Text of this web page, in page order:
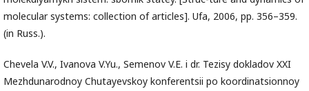
molecular systems: collection of articles]. Ufa, 2006, pp. 356–359.
(in Russ.).
Chevela V.V., Ivanova V.Yu., Semenov V.E. i dr. Tezisy dokladov XXI
Mezhdunarodnoy Chutayevskoy konferentsii po koordinatsionnoy